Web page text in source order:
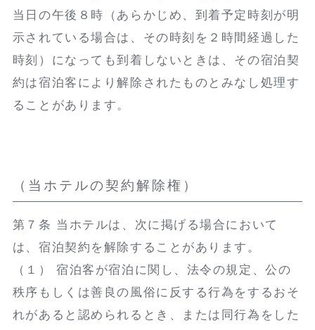
当日の午後８時（あらかじめ、到着予定時刻が明
示されている場合は、その時刻を２時間経過した
時刻）になっても到着しないときは、その宿泊契
約は宿泊客により解除されたものとみなし処理す
ることがあります。
（当ホテルの契約解除権）
第７条 当ホテルは、次に掲げる場合において
は、宿泊契約を解除することがあります。
（１） 宿泊客が宿泊に関し、法令の規定、公の
秩序もしくは善良の風俗に反する行為をするおそ
れがあると認められるとき、または同行為をした